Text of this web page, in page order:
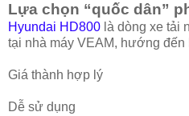
Lựa chọn “quốc dân”
Hyundai HD800 là dòng xe tải
tại nhà máy VEAM, hướng đến
Giá thành hợp lý
Dễ sử dụng